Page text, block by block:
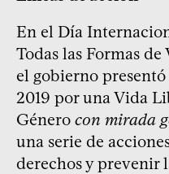
En el Día
Todas las Formas
el gobierno
2019 por una Vida
Género con mirada
una serie de
derechos y prevenir